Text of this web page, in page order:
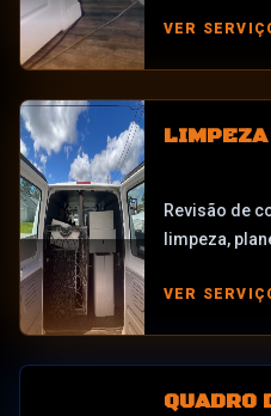
de filtragem,
VER
LIMPEZA
Revisão de
limpeza,
inventário e
VER
QUADRO